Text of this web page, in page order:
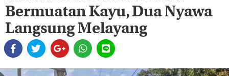
Bermuatan Kayu, Dua Nyawa
Langsung Melayang